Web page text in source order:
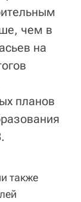
чем в
на
планов
также